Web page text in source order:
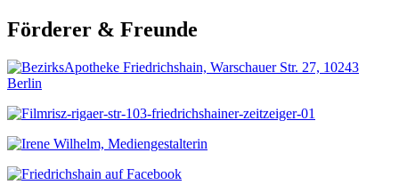
Förderer & Freunde